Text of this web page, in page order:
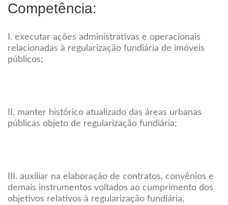
Competência:
I. executar ações administrativas e operacionais
relacionadas à regularização fundiária de imóveis
públicos;
II. manter histórico atualizado das áreas urbanas
públicas objeto de regularização fundiária;
III. auxiliar na elaboração de contratos, convênios e
demais instrumentos voltados ao cumprimento dos
objetivos relativos à regularização fundiária,